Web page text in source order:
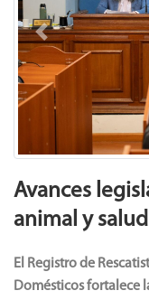
Previous
Avances
animal y
El Registro de
Domésticos fortalece